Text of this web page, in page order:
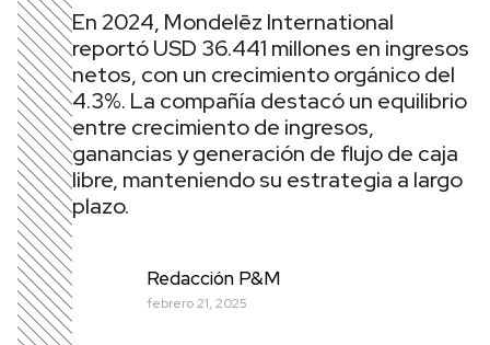
En 2024, Mondelēz International
reportó USD 36.441 millones en ingresos
netos, con un crecimiento orgánico del
4.3%. La compañía destacó un equilibrio
entre crecimiento de ingresos,
ganancias y generación de flujo de caja
libre, manteniendo su estrategia a largo
plazo.
Redacción P&M
febrero 21, 2025